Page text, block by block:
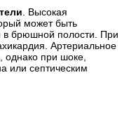
. Высокая
может быть
в брюшной полости. При
Артериальное
при шоке,
или септическим